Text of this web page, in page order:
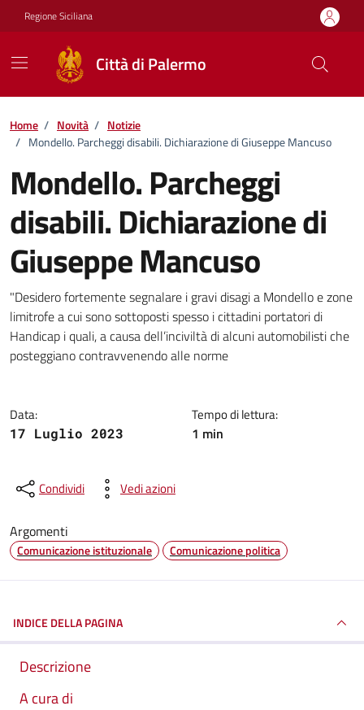
Vai ai contenuti
Vai al footer
Regione Siciliana
Città di Palermo
Home / Novità / Notizie
/ Mondello. Parcheggi disabili. Dichiarazione di Giuseppe Mancuso
Mondello. Parcheggi
disabili. Dichiarazione di
Giuseppe Mancuso
Dettagli della notizia
"Desidero fortemente segnalare i gravi disagi a Mondello e zone
limitrofe a cui sono sottoposti spesso i cittadini portatori di
Handicap i quali, a causa dell’inciviltà di alcuni automobilisti che
posteggiano contravvenendo alle norme
Data:
17 Luglio 2023
Tempo di lettura:
1 min
Condividi Vedi azioni
Argomenti
Comunicazione istituzionale Comunicazione politica
INDICE DELLA PAGINA
Descrizione
A cura di